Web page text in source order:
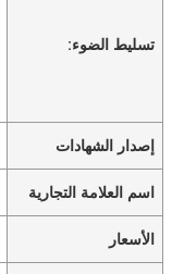
تسليط الضوء:
إصدار الشهادات
اسم العلامة التجارية
الأسعار